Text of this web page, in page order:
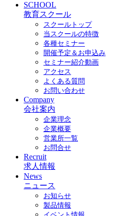
SCHOOL
教育スクール
スクールトップ
当スクールの特徴
各種セミナー
開催予定＆お申込み
セミナー紹介動画
アクセス
よくある質問
お問い合わせ
Company
会社案内
企業理念
企業概要
営業所一覧
お問合せ
Recruit
求人情報
News
ニュース
お知らせ
製品情報